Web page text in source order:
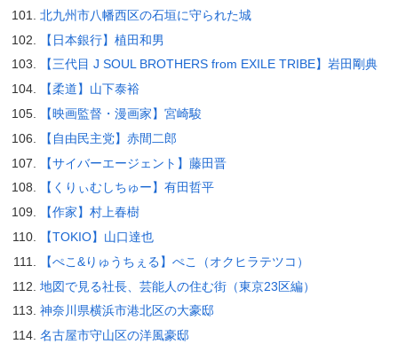
北九州市八幡西区の石垣に守られた城
【日本銀行】植田和男
【三代目 J SOUL BROTHERS from EXILE TRIBE】岩田剛典
【柔道】山下泰裕
【映画監督・漫画家】宮崎駿
【自由民主党】赤間二郎
【サイバーエージェント】藤田晋
【くりぃむしちゅー】有田哲平
【作家】村上春樹
【TOKIO】山口達也
【ぺこ&りゅうちぇる】ぺこ（オクヒラテツコ）
地図で見る社長、芸能人の住む街（東京23区編）
神奈川県横浜市港北区の大豪邸
名古屋市守山区の洋風豪邸